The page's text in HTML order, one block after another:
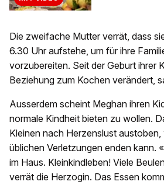
Die zweifache Mutter verrät, dass
6.30 Uhr aufstehe, um für ihre
vorzubereiten. Seit der Geburt ihrer
Beziehung zum Kochen verändert,
Ausserdem scheint Meghan ihren
normale Kindheit bieten zu wollen.
Kleinen nach Herzenslust
üblichen Verletzungen enden kann.
im Haus. Kleinkindleben! Viele
verrät die Herzogin. Das Essen